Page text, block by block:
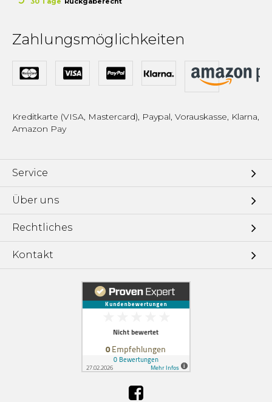
Zahlungsmöglichkeiten
Kreditkarte (VISA, Mastercard), Paypal, Vorauskasse, Klarna,
Amazon Pay
Service
Über uns
Rechtliches
Kontakt